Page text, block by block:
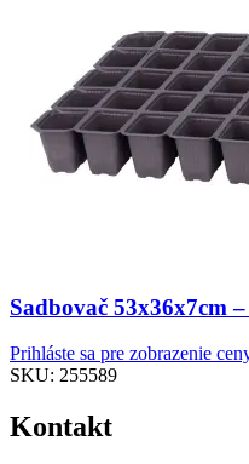
Sadbovač 53x36x7cm
Prihláste sa pre zobrazenie
SKU: 255589
Kontakt